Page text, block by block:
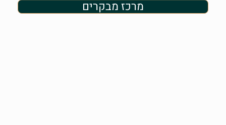
מרכז מבקרים